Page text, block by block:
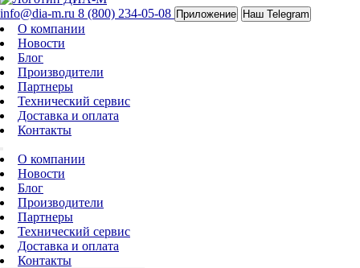
info@dia-m.ru 8 (800) 234-05-08 Приложение Наш Telegram
О компании
Новости
Блог
Производители
Партнеры
Технический сервис
Доставка и оплата
Контакты
О компании
Новости
Блог
Производители
Партнеры
Технический сервис
Доставка и оплата
Контакты